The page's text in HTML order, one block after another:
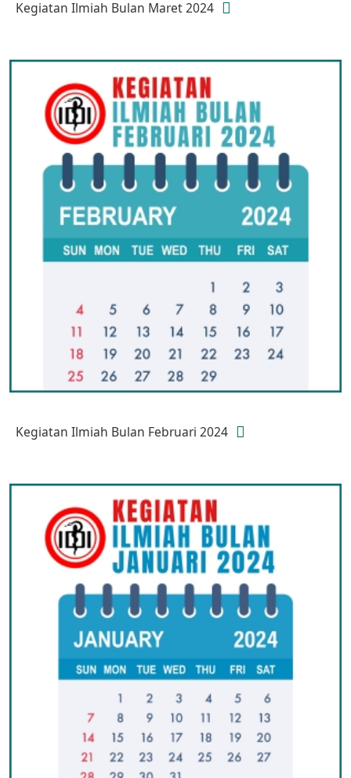
Kegiatan Ilmiah Bulan Maret 2024
Kegiatan Ilmiah Bulan Februari 2024